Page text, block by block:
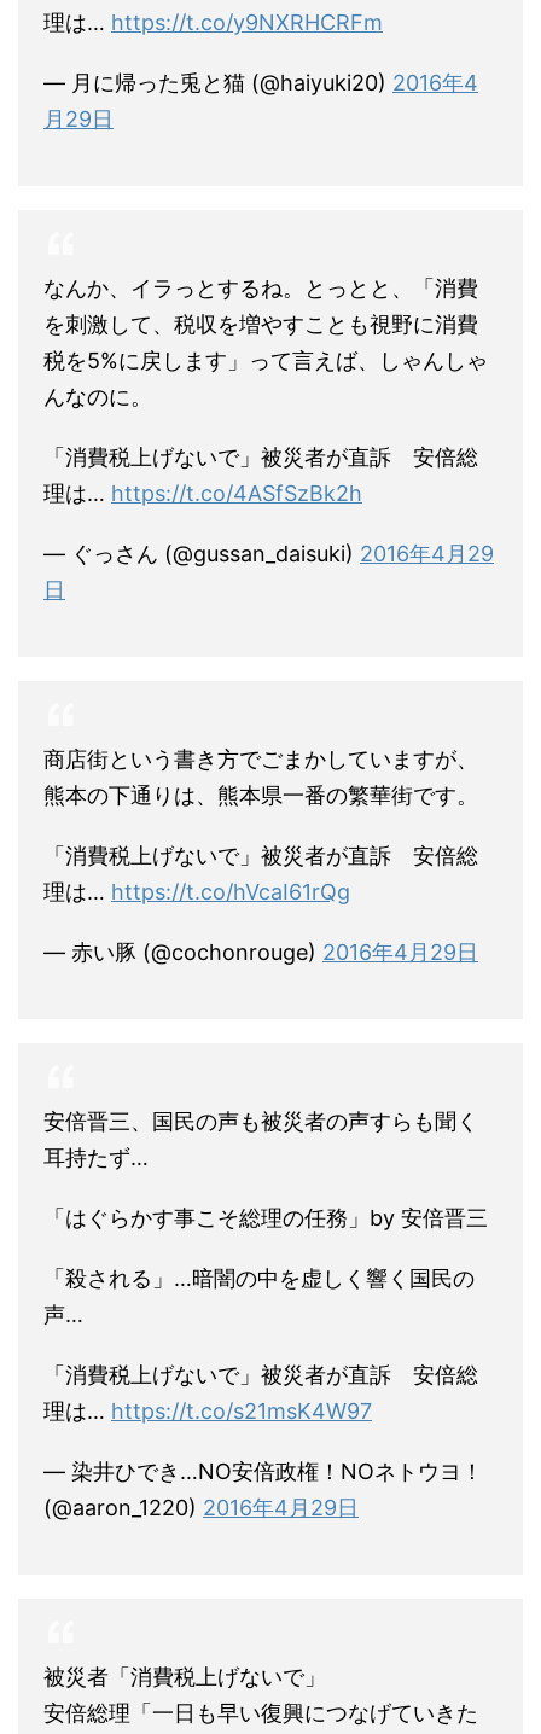
理は… https://t.co/y9NXRHCRFm
— 月に帰った兎と猫 (@haiyuki20) 2016年4
月29日
なんか、イラっとするね。とっとと、「消費
を刺激して、税収を増やすことも視野に消費
税を5%に戻します」って言えば、しゃんしゃ
んなのに。
「消費税上げないで」被災者が直訴 安倍総
理は… https://t.co/4ASfSzBk2h
— ぐっさん (@gussan_daisuki) 2016年4月29
日
商店街という書き方でごまかしていますが、
熊本の下通りは、熊本県一番の繁華街です。
「消費税上げないで」被災者が直訴 安倍総
理は… https://t.co/hVcaI61rQg
— 赤い豚 (@cochonrouge) 2016年4月29日
安倍晋三、国民の声も被災者の声すらも聞く
耳持たず…
「はぐらかす事こそ総理の任務」by 安倍晋三
「殺される」…暗闇の中を虚しく響く国民の
声…
「消費税上げないで」被災者が直訴 安倍総
理は… https://t.co/s21msK4W97
— 染井ひでき…NO安倍政権！NOネトウヨ！
(@aaron_1220) 2016年4月29日
被災者「消費税上げないで」
安倍総理「一日も早い復興につなげていきた